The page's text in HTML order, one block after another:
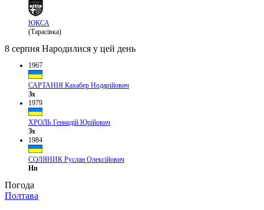
ЮКСА
(Тарасівка)
8 серпня Народилися у цей день
1967
САРТАНІЯ Кахабер Нодарійович
Зх
1979
ХРОЛЬ Геннадій Юрійович
Зх
1984
СОЛЯНИК Руслан Олексійович
Нп
Погода
Полтава